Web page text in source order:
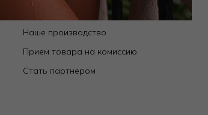
Наше производство
Прием товара на комиссию
Стать партнером